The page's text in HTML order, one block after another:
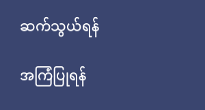
ဆက်သွယ်ရန်
အကြံပြုရန်